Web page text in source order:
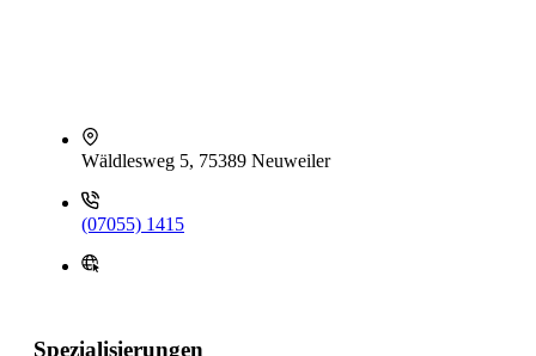
Wäldlesweg 5, 75389 Neuweiler
(07055) 1415
Spezialisierungen